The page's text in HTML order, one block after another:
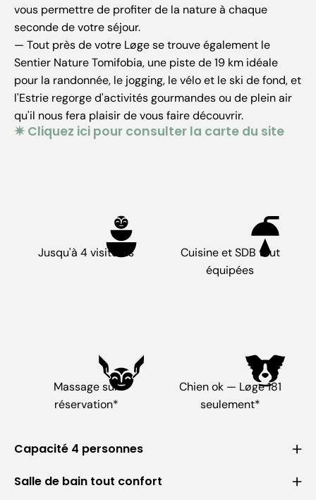
vous permettre de profiter de la nature à chaque
seconde de votre séjour.
— Tout près de votre Løge se trouve également le
Sentier Nature Tomifobia, une piste de 19 km idéale
pour la randonnée, le jogging, le vélo et le ski de fond, et
l'Estrie regorge d'activités gourmandes ou de plein air
qu'il nous fera plaisir de vous faire découvrir.
✷ Cliquez ici pour consulter la carte du site
Jusqu'à 4 visiteurs
Cuisine et SDB tout
équipées
Massage sur
réservation*
Chien ok — Løge 181
seulement*
Capacité 4 personnes
Salle de bain tout confort